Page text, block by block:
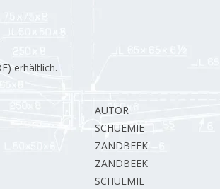
erhältlich.
AUTOR
SCHUEMIE H.
ZANDBEEK van R.
ZANDBEEK van R.
SCHUEMIE H.